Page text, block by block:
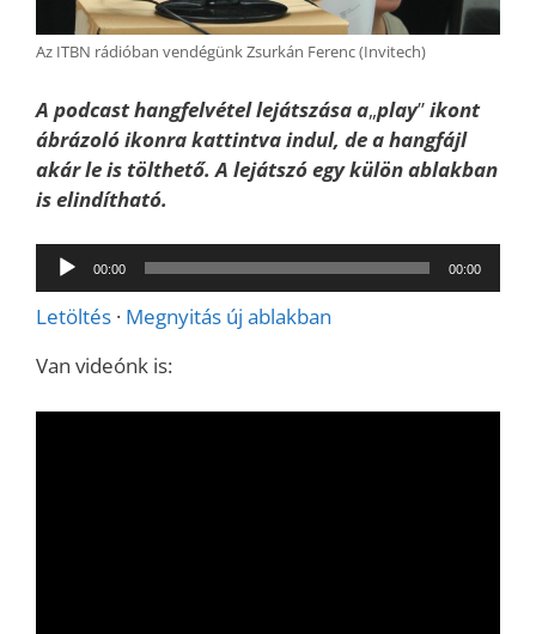
Az ITBN rádióban vendégünk Zsurkán Ferenc (Invitech)
A podcast hangfelvétel lejátszása a„play”ikont
ábrázoló ikonra kattintva indul, de a hangfájl
akár le is tölthető. A lejátszó egy külön ablakban
is elindítható.
Audió
lejátszó
00:00 00:00
Letöltés · Megnyitás új ablakban
Van videónk is: